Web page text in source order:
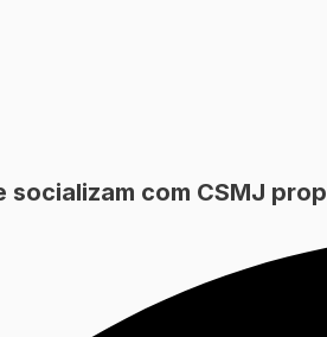
socializam com CSMJ